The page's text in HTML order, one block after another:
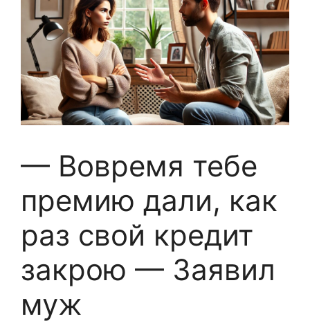
— Вовремя тебе
премию дали, как
раз свой кредит
закрою — Заявил
муж